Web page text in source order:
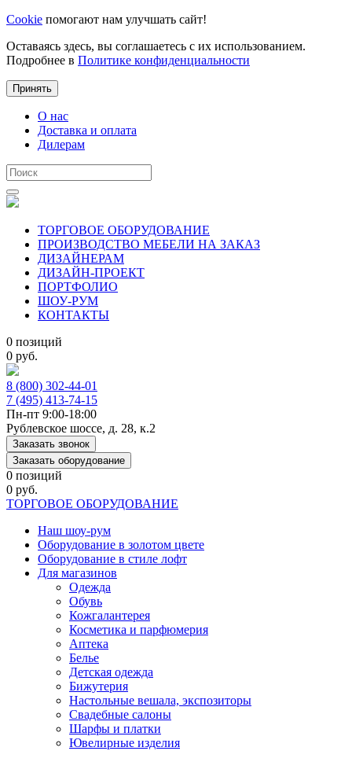
Cookie помогают нам улучшать сайт!
Оставаясь здесь, вы соглашаетесь с их использованием.
Подробнее в Политике конфиденциальности
Принять
О нас
Доставка и оплата
Дилерам
ТОРГОВОЕ ОБОРУДОВАНИЕ
ПРОИЗВОДСТВО МЕБЕЛИ НА ЗАКАЗ
ДИЗАЙНЕРАМ
ДИЗАЙН-ПРОЕКТ
ПОРТФОЛИО
ШОУ-РУМ
КОНТАКТЫ
0 позиций
0 руб.
8 (800) 302-44-01
7 (495) 413-74-15
Пн-пт 9:00-18:00
Рублевское шоссе, д. 28, к.2
Заказать звонок
Заказать оборудование
0 позиций
0 руб.
ТОРГОВОЕ ОБОРУДОВАНИЕ
Наш шоу-рум
Оборудование в золотом цвете
Оборудование в стиле лофт
Для магазинов
Одежда
Обувь
Кожгалантерея
Косметика и парфюмерия
Аптека
Белье
Детская одежда
Бижутерия
Настольные вешала, экспозиторы
Свадебные салоны
Шарфы и платки
Ювелирные изделия